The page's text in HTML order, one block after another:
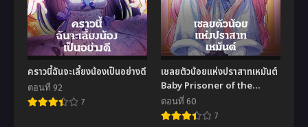
คราวนี้ฉันจะเลี้ยงน้องเป็นอย่างดี
ตอนที่ 92
7
เชลยตัวน้อยแห่งปราสาทเหมันต์
Baby Prisoner of the
Winter Castle
ตอนที่ 60
7